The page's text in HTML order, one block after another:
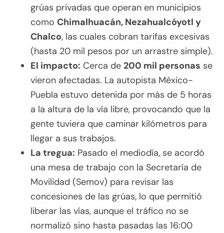
grúas privadas que operan en municipios
como Chimalhuacán, Nezahualcóyotl y
Chalco, las cuales cobran tarifas excesivas
(hasta 20 mil pesos por un arrastre simple).
El impacto: Cerca de 200 mil personas se
vieron afectadas. La autopista México-
Puebla estuvo detenida por más de 5 horas
a la altura de la vía libre, provocando que la
gente tuviera que caminar kilómetros para
llegar a sus trabajos.
La tregua: Pasado el mediodía, se acordó
una mesa de trabajo con la Secretaría de
Movilidad (Semov) para revisar las
concesiones de las grúas, lo que permitió
liberar las vías, aunque el tráfico no se
normalizó sino hasta pasadas las 16:00